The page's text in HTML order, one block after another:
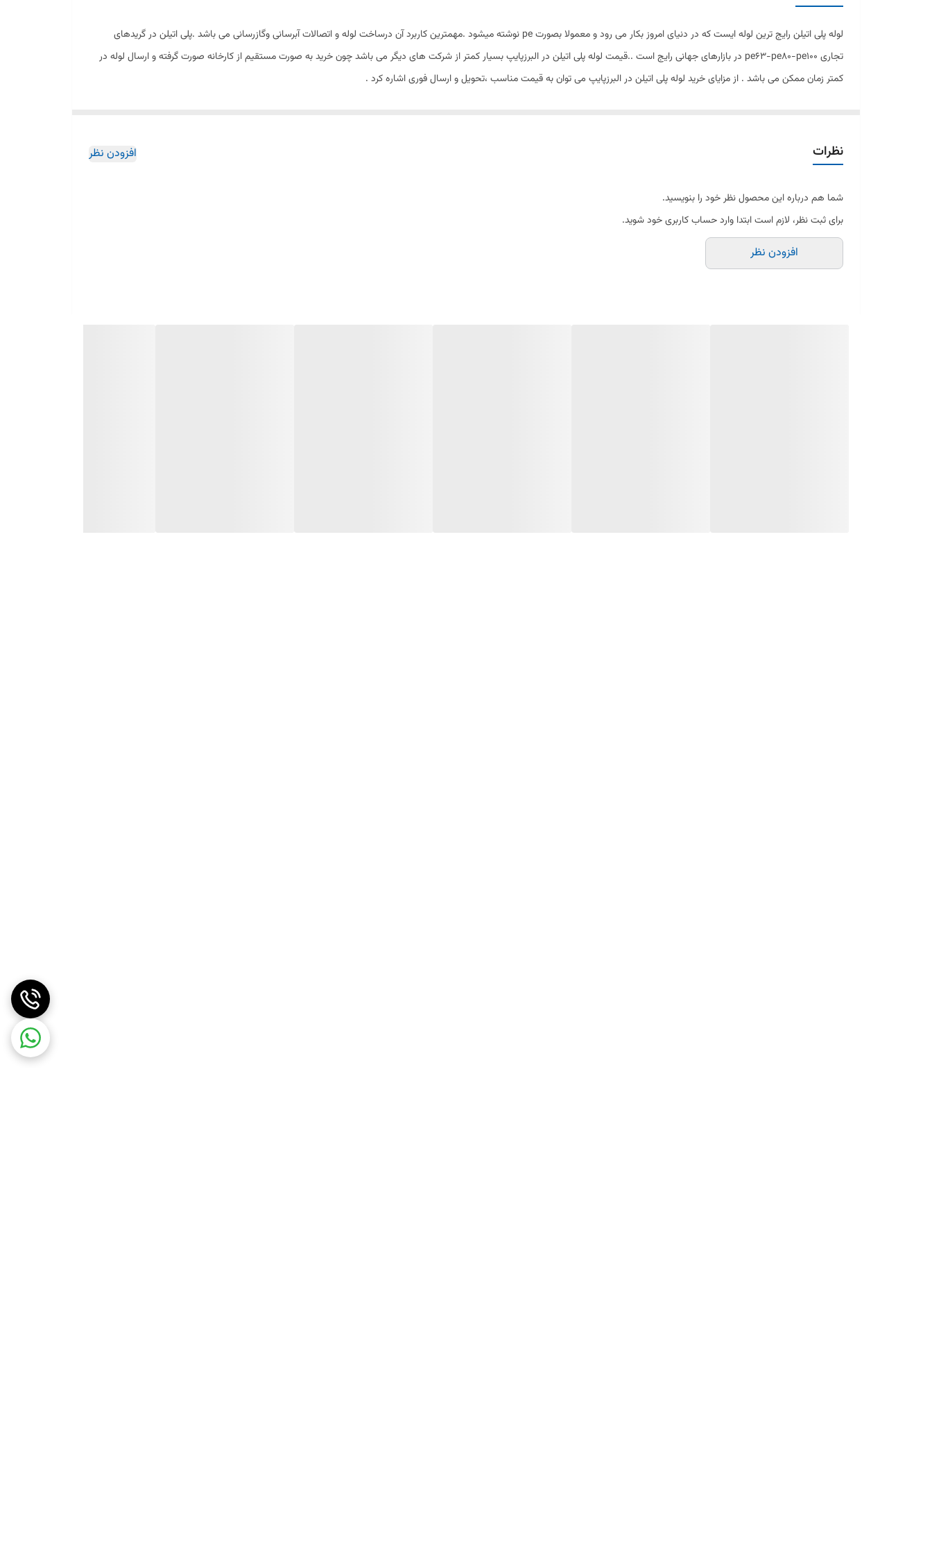
لوله پلی اتیلن رایج ترین لوله ایست که در دنیای امروز بکار می رود و معمولا بصورت pe نوشته میشود .مهمترین کاربرد آن درساخت لوله و اتصالات آبرسانی وگازرسانی می باشد .پلی اتیلن در گریدهای
تجاری pe63-pe80-pe100 در بازارهای جهانی رایج است ..قیمت لوله پلی اتیلن در البرزپایپ بسیار کمتر از شرکت های دیگر می باشد چون خرید به صورت مستقیم از کارخانه صورت گرفته و ارسال لوله در
کمتر زمان ممکن می باشد . از مزایای خرید لوله پلی اتیلن در البرزپایپ می توان به قیمت مناسب ،تحویل و ارسال فوری اشاره کرد .
نظرات افزودن نظر
شما هم درباره این محصول نظر خود را بنویسید.
برای ثبت نظر، لازم است ابتدا وارد حساب کاربری خود شوید.
افزودن نظر